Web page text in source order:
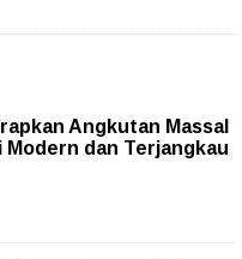
Angkutan Massal
Modern dan Terjangkau